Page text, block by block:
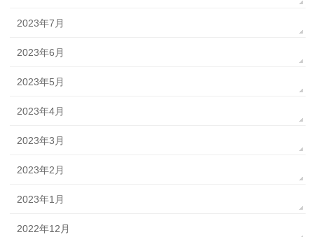
2023年7月
2023年6月
2023年5月
2023年4月
2023年3月
2023年2月
2023年1月
2022年12月